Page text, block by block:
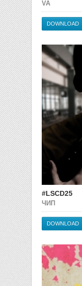
VA
DOWNLOAD
#LSCD25
ЧИП
DOWNLOAD